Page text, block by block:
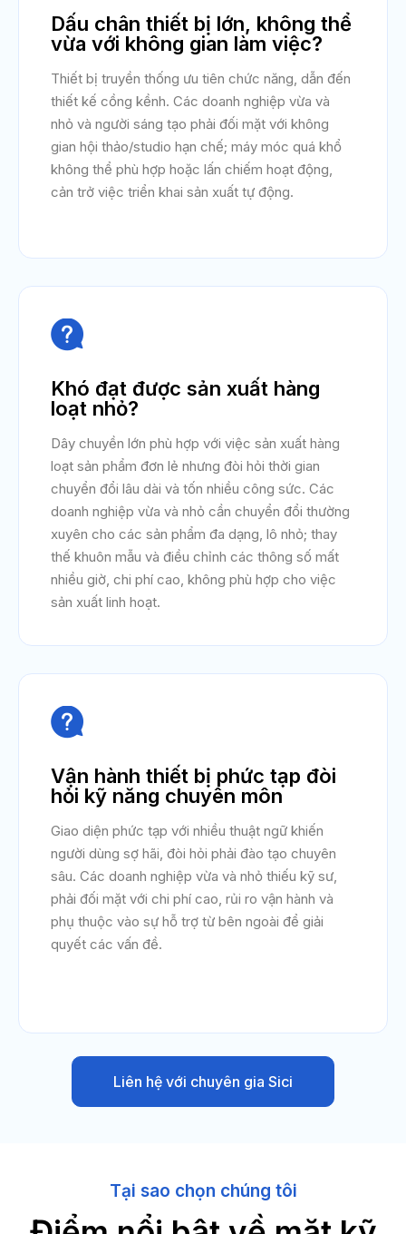
Dấu chân thiết bị lớn, không thể
vừa với không gian làm việc?
Thiết bị truyền thống ưu tiên chức năng, dẫn đến
thiết kế cồng kềnh. Các doanh nghiệp vừa và
nhỏ và người sáng tạo phải đối mặt với không
gian hội thảo/studio hạn chế; máy móc quá khổ
không thể phù hợp hoặc lấn chiếm hoạt động,
cản trở việc triển khai sản xuất tự động.

Khó đạt được sản xuất hàng
loạt nhỏ?
Dây chuyền lớn phù hợp với việc sản xuất hàng
loạt sản phẩm đơn lẻ nhưng đòi hỏi thời gian
chuyển đổi lâu dài và tốn nhiều công sức. Các
doanh nghiệp vừa và nhỏ cần chuyển đổi thường
xuyên cho các sản phẩm đa dạng, lô nhỏ; thay
thế khuôn mẫu và điều chỉnh các thông số mất
nhiều giờ, chi phí cao, không phù hợp cho việc
sản xuất linh hoạt.

Vận hành thiết bị phức tạp đòi
hỏi kỹ năng chuyên môn
Giao diện phức tạp với nhiều thuật ngữ khiến
người dùng sợ hãi, đòi hỏi phải đào tạo chuyên
sâu. Các doanh nghiệp vừa và nhỏ thiếu kỹ sư,
phải đối mặt với chi phí cao, rủi ro vận hành và
phụ thuộc vào sự hỗ trợ từ bên ngoài để giải
quyết các vấn đề.
Liên hệ với chuyên gia Sici
Tại sao chọn chúng tôi